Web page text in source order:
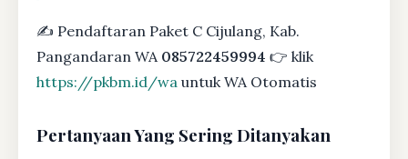
✍ Pendaftaran Paket C Cijulang, Kab.
Pangandaran WA 085722459994 👉 klik
https://pkbm.id/wa untuk WA Otomatis
Pertanyaan Yang Sering Ditanyakan